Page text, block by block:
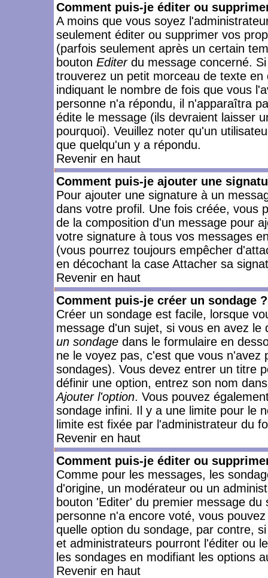
Comment puis-je éditer ou
A moins que vous soyez
seulement éditer ou supprimer vos
(parfois seulement après un certain
bouton Editerdu message concerné.
trouverez un petit morceau de texte
indiquant le nombre de fois que vous
personne n'a répondu, il n'apparaîtra
édite le message (ils devraient laisser
pourquoi). Veuillez noter qu'un
que quelqu'un y a répondu.
Revenir en haut
Comment puis-je ajouter une
Pour ajouter une signature à un
dans votre profil. Une fois créée, vous
de la composition d'un message pour
votre signature à tous vos messages
(vous pourrez toujours empêcher
en décochant la case Attacher sa
Revenir en haut
Comment puis-je créer un sondage ?
Créer un sondage est facile, lorsque
message d'un sujet, si vous en avez
un sondage dans le formulaire en
ne le voyez pas, c'est que vous
sondages). Vous devez entrer un titre
définir une option, entrez son nom
Ajouter l'option. Vous pouvez
sondage infini. Il y a une limite pour le
limite est fixée par l'administrateur du
Revenir en haut
Comment puis-je éditer ou
Comme pour les messages, les
d'origine, un modérateur ou un
bouton 'Editer' du premier message
personne n'a encore voté, vous
quelle option du sondage, par contre,
et administrateurs pourront l'éditer ou
les sondages en modifiant les options
Revenir en haut